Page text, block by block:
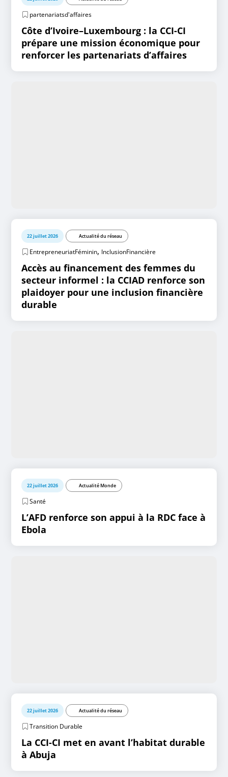
partenariatsd'affaires
Côte d’Ivoire–Luxembourg : la CCI-CI
prépare une mission économique pour
renforcer les partenariats d’affaires
22 juillet 2026 Actualité du réseau
EntrepreneuriatFéminin, InclusionFinancière
Accès au financement des femmes du
secteur informel : la CCIAD renforce son
plaidoyer pour une inclusion financière
durable
22 juillet 2026 Actualité Monde
Santé
L’AFD renforce son appui à la RDC face à
Ebola
22 juillet 2026 Actualité du réseau
Transition Durable
La CCI-CI met en avant l’habitat durable
à Abuja